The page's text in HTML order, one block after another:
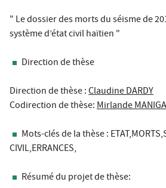
" Le dossier des morts du séisme de
système d’état civil haïtien "
Direction de thèse
Direction de thèse :Claudine DARDY
Codirection de thèse:Mirlande
Mots-clés de la thèse :
CIVIL,ERRANCES,
Résumé du projet de thèse: